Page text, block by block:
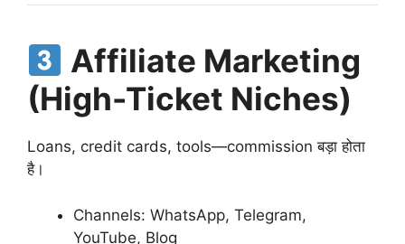
Affiliate Marketing
(High-Ticket Niches)
Loans, credit cards, tools—commission बड़ा होता
है।
Channels: WhatsApp, Telegram,
YouTube, Blog